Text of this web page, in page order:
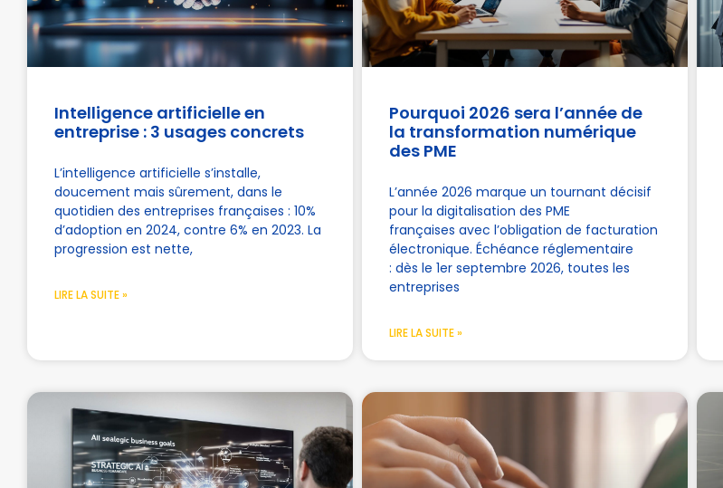
Intelligence artificielle en
entreprise : 3 usages concrets
L’intelligence artificielle s’installe,
doucement mais sûrement, dans le
quotidien des entreprises françaises : 10%
d’adoption en 2024, contre 6% en 2023. La
progression est nette,
LIRE LA SUITE »
Pourquoi 2026 sera l’année de
la transformation numérique
des PME
L’année 2026 marque un tournant décisif
pour la digitalisation des PME
françaises avec l’obligation de facturation
électronique. Échéance réglementaire
: dès le 1er septembre 2026, toutes les
entreprises
LIRE LA SUITE »